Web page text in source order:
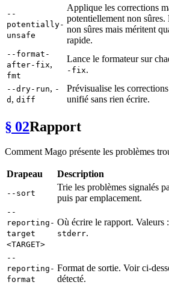
--
potentially-
unsafe
Applique les corrections
potentiellement non
non sûres mais méritent
rapide.
--format-
after-fix,
fmt
Lance le formateur sur
-fix.
--dry-run, -
d , diff
Prévisualise les
unifié sans rien écrire.
§ 02Rapport
Comment Mago présente les problèmes
Drapeau Description
--sort
Trie les problèmes signalés
puis par emplacement.
--
reporting-
target
<TARGET>
Où écrire le rapport. Valeurs :
stderr.
--
reporting-
format
Format de sortie. Voir ci-
détecté.